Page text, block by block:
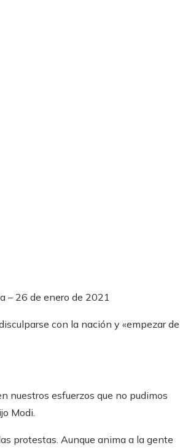
– 26 de enero de 2021
con la nación y «empezar de
nuestros esfuerzos que no pudimos
Modi.
protestas. Aunque anima a la gente